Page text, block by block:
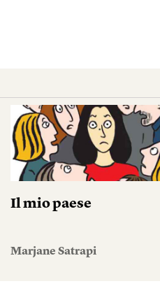
Il mio paese
Marjane Satrapi